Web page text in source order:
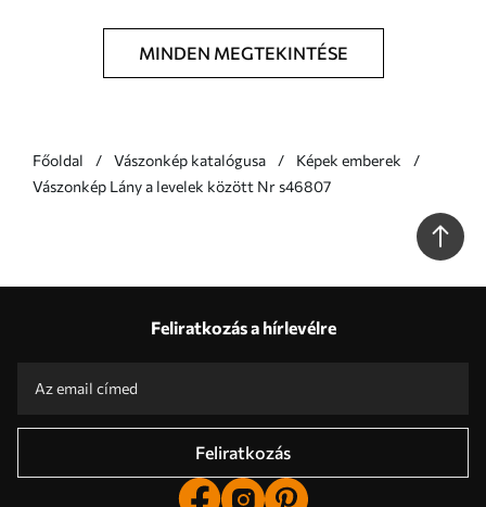
MINDEN MEGTEKINTÉSE
Főoldal Vászonkép katalógusa
Képek emberek
Vászonkép Lány a levelek között Nr s46807
Feliratkozás a hírlevélre
Feliratkozás